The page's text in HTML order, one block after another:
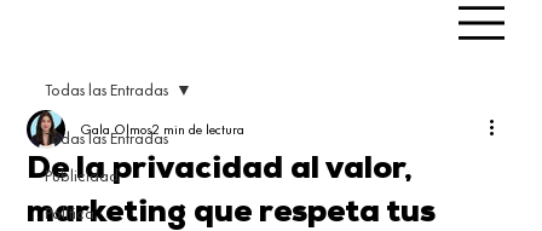
Todas las Entradas
Publicidad
Política
Todas las Entradas
De la privacidad al valor,
marketing que respeta tus
Gala Olmos2 min de lectura